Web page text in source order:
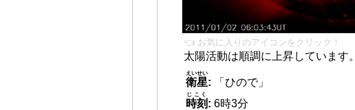
👈 お気に入りのアイコンをクリック！
太陽活動は順調に上昇しています。
衛星
えいせい
:
「ひので」
時刻
じこく
: 6時3分